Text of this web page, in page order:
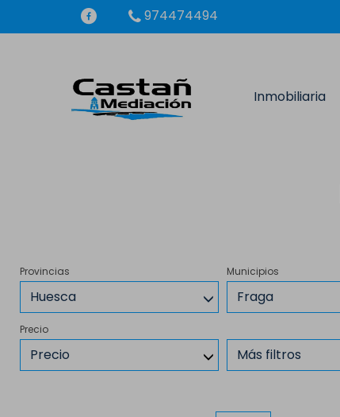
974474494
Inmobiliaria
Provincias
Huesca
Municipios
Fraga
Precio
Precio Más filtros